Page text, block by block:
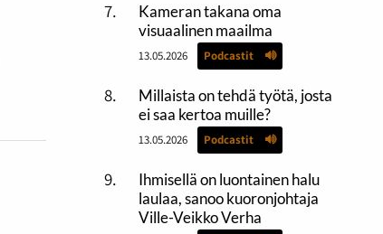
Kameran takana oma
visuaalinen maailma
13.05.2026 Podcastit
Millaista on tehdä työtä, josta
ei saa kertoa muille?
13.05.2026 Podcastit
Ihmisellä on luontainen halu
laulaa, sanoo kuoronjohtaja
Ville-Veikko Verha